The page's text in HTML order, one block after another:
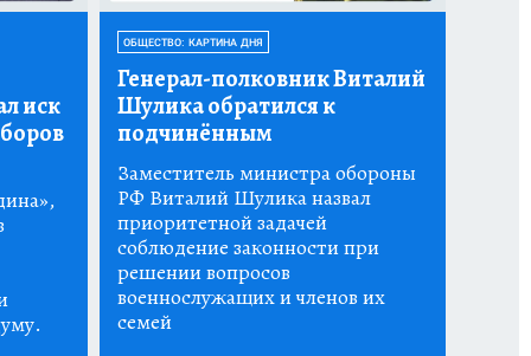
иск
ОБЩЕСТВО: КАРТИНА ДНЯ
Генерал-полковник Виталий
Шулика обратился к
подчинённым
Заместитель министра обороны
РФ Виталий Шулика назвал
приоритетной задачей
соблюдение законности при
решении вопросов
военнослужащих и членов их
семей